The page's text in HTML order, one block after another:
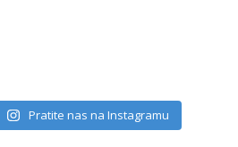
Pratite nas na Instagramu